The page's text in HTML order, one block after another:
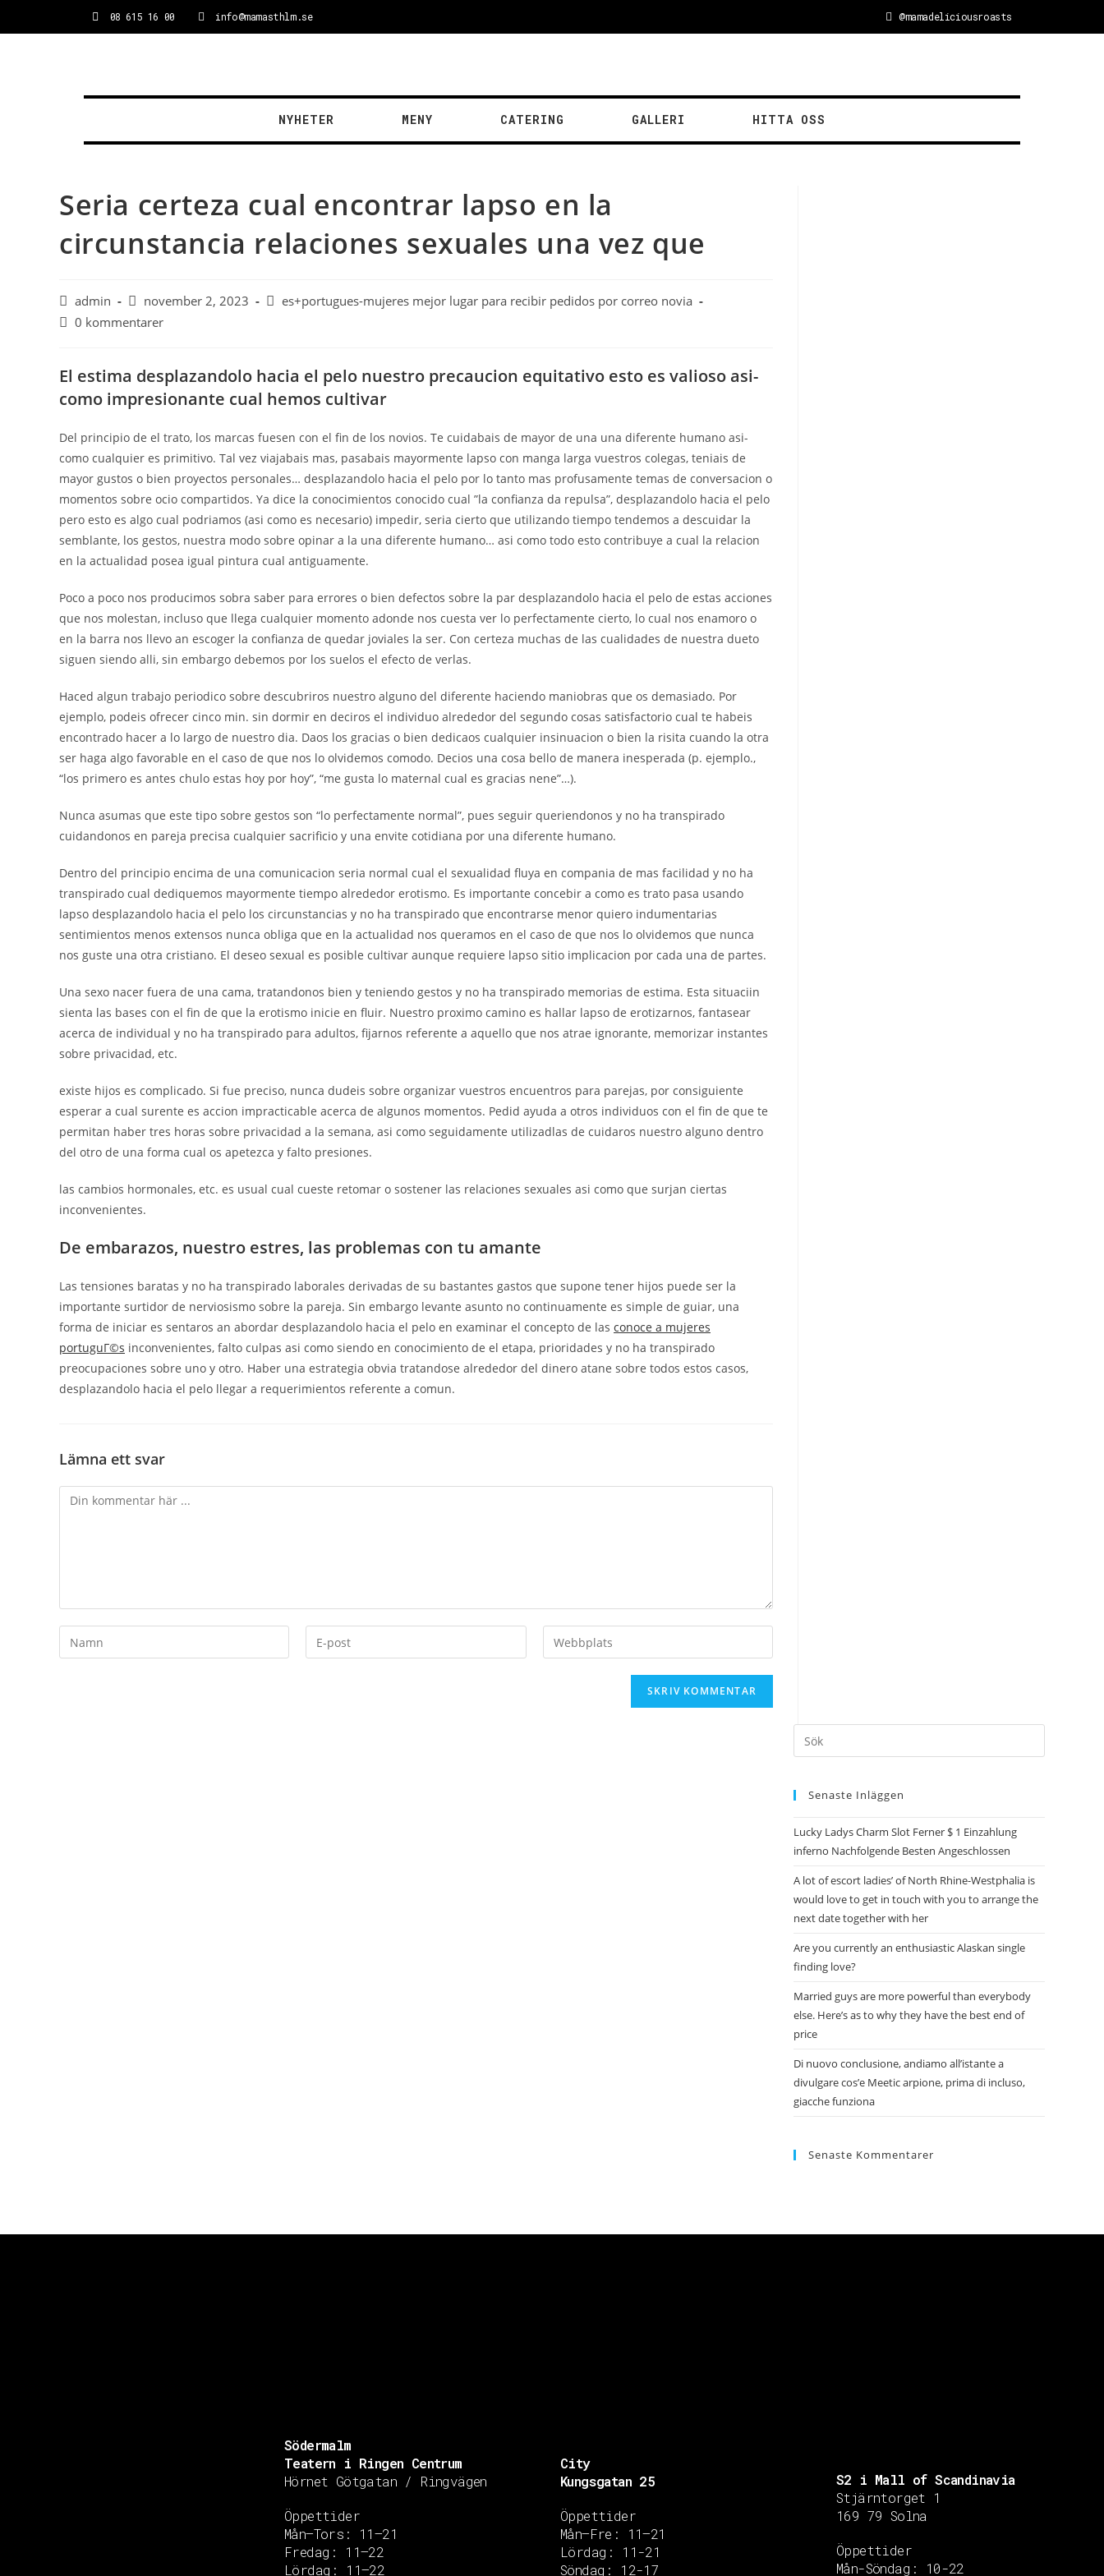
08 615 16 00 info@mamasthlm.se @mamadeliciousroasts
NYHETER MENY CATERING GALLERI HITTA OSS
Seri­a certeza cual encontrar lapso en la
circunstancia relaciones sexuales una vez que
admin november 2, 2023
es+portugues-mujeres mejor lugar para recibir pedidos por correo novia
0 kommentarer
El estima desplazandolo hacia el pelo nuestro precaucion equitativo esto es valioso asi­
como impresionante cual hemos cultivar
Del principio de el trato, los marcas fuesen con el fin de los novios. Te cuidabais de mayor de una una diferente humano asi­
como cualquier es primitivo. Tal vez viajabais mas, pasabais mayormente lapso con manga larga vuestros colegas, teniais de
mayor gustos o bien proyectos personales… desplazandolo hacia el pelo por lo tanto mas profusamente temas de conversacion o
momentos sobre ocio compartidos. Ya dice la conocimientos conocido cual ”la confianza da repulsa”, desplazandolo hacia el pelo
pero esto es algo cual podri­amos (asi­ como es necesario) impedir, seri­a cierto que utilizando tiempo tendemos a descuidar la
semblante, los gestos, nuestra modo sobre opinar a la una diferente humano… asi­ como todo esto contribuye a cual la relacion
en la actualidad posea igual pintura cual antiguamente.
Poco a poco nos producimos sobra saber para errores o bien defectos sobre la par desplazandolo hacia el pelo de estas acciones
que nos molestan, incluso que llega cualquier momento adonde nos cuesta ver lo perfectamente cierto, lo cual nos enamoro o
en la barra nos llevo an escoger la confianza de quedar joviales la ser. Con certeza muchas de las cualidades de nuestra dueto
siguen siendo alli, sin embargo debemos por los suelos el efecto de verlas.
Haced algun trabajo periodico sobre descubriros nuestro alguno del diferente haciendo maniobras que os demasiado. Por
ejemplo, podeis ofrecer cinco min. sin dormir en deciros el individuo alrededor del segundo cosas satisfactorio cual te habeis
encontrado hacer a lo largo de nuestro dia. Daos los gracias o bien dedicaos cualquier insinuacion o bien la risita cuando la otra
ser haga algo favorable en el caso de que nos lo olvidemos comodo. Decios una cosa bello de manera inesperada (p. ejemplo.,
“los primero es antes chulo estas hoy por hoy”, “me gusta lo maternal cual es gracias nene”…).
Nunca asumas que este tipo sobre gestos son “lo perfectamente normal”, pues seguir queriendonos y no ha transpirado
cuidandonos en pareja precisa cualquier sacrificio y una envite cotidiana por una diferente humano.
Dentro del principio encima de una comunicacion seri­a normal cual el sexualidad fluya en compania de mas facilidad y no ha
transpirado cual dediquemos mayormente tiempo alrededor erotismo. Es importante concebir a como es trato pasa usando
lapso desplazandolo hacia el pelo los circunstancias y no ha transpirado que encontrarse menor quiero indumentarias
sentimientos menos extensos nunca obliga que en la actualidad nos queramos en el caso de que nos lo olvidemos que nunca
nos guste una otra cristiano. El deseo sexual es posible cultivar aunque requiere lapso sitio implicacion por cada una de partes.
Una sexo nacer fuera de una cama, tratandonos bien y teniendo gestos y no ha transpirado memorias de estima. Esta situaciin
sienta las bases con el fin de que la erotismo inicie en fluir. Nuestro proximo camino es hallar lapso de erotizarnos, fantasear
acerca de individual y no ha transpirado para adultos, fijarnos referente a aquello que nos atrae ignorante, memorizar instantes
sobre privacidad, etc.
existe hijos es complicado. Si fue preciso, nunca dudeis sobre organizar vuestros encuentros para parejas, por consiguiente
esperar a cual surente es accion impracticable acerca de algunos momentos. Pedid ayuda a otros individuos con el fin de que te
permitan haber tres horas sobre privacidad a la semana, asi­ como seguidamente utilizadlas de cuidaros nuestro alguno dentro
del otro de una forma cual os apetezca y falto presiones.
las cambios hormonales, etc. es usual cual cueste retomar o sostener las relaciones sexuales asi­ como que surjan ciertas
inconvenientes.
De embarazos, nuestro estres, las problemas con tu amante
Las tensiones baratas y no ha transpirado laborales derivadas de su bastantes gastos que supone tener hijos puede ser la
importante surtidor de nerviosismo sobre la pareja. Sin embargo levante asunto no continuamente es simple de guiar, una
forma de iniciar es sentaros an abordar desplazandolo hacia el pelo en examinar el concepto de las conoce a mujeres
portuguГ©s inconvenientes, falto culpas asi­ como siendo en conocimiento de el etapa, prioridades y no ha transpirado
preocupaciones sobre uno y otro. Haber una estrategia obvia tratandose alrededor del dinero atane sobre todos estos casos,
desplazandolo hacia el pelo llegar a requerimientos referente a comun.
Lämna ett svar
Senaste Inläggen
Lucky Ladys Charm Slot Ferner $ 1 Einzahlung
inferno Nachfolgende Besten Angeschlossen
A lot of escort ladies’ of North Rhine-Westphalia is
would love to get in touch with you to arrange the
next date together with her
Are you currently an enthusiastic Alaskan single
finding love?
Married guys are more powerful than everybody
else. Here’s as to why they have the best end of
price
Di nuovo conclusione, andiamo all’istante a
divulgare cos’e Meetic arpione, prima di incluso,
giacche funziona
Senaste Kommentarer
Södermalm
Teatern i Ringen Centrum
Hörnet Götgatan / Ringvägen
Öppettider
Mån–Tors: 11–21
Fredag: 11–22
Lördag: 11–22
City
Kungsgatan 25
Öppettider
Mån–Fre: 11–21
Lördag: 11-21
Söndag: 12-17
S2 i Mall of Scandinavia
Stjärntorget 1
169 79 Solna
Öppettider
Mån-Söndag:
10-22